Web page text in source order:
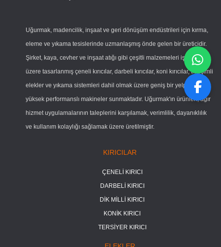
Uğurmak, madencilik, inşaat ve geri dönüşüm endüstrileri için kırma,
eleme ve yıkama tesislerinde uzmanlaşmış önde gelen bir üreticidir.
Şirket, kaya, cevher ve inşaat atığı gibi çeşitli malzemeleri işlemek
üzere tasarlanmış çeneli kırıcılar, darbeli kırıcılar, koni kırıcılar, titreşimli
elekler ve yıkama sistemleri dahil olmak üzere geniş bir yelpazede
yüksek performanslı makineler sunmaktadır. Uğurmak'ın ürünleri, ağır
hizmet uygulamalarının taleplerini karşılamak, verimlilik, dayanıklılık
ve kullanım kolaylığı sağlamak üzere üretilmiştir.
KIRICILAR
ÇENELİ KIRICI
DARBELİ KIRICI
DİK MİLLİ KIRICI
KONİK KIRICI
TERSİYER KIRICI